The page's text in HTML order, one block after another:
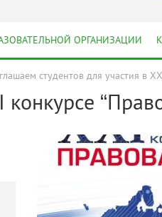
ОРГАНИЗАЦИИ
студентов для участия в